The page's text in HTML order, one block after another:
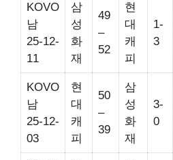
KOVO
남
25-12-
11
삼
성
화
재
49
–
52
현
대
캐
피
1-
3
KOVO
남
25-12-
03
현
대
캐
피
50
–
39
삼
성
화
재
3-
0